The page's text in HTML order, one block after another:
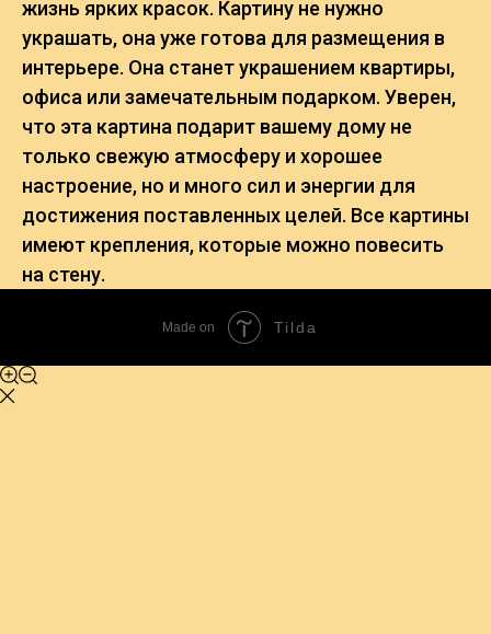
жизнь ярких красок. Картину не нужно
украшать, она уже готова для размещения в
интерьере. Она станет украшением квартиры,
офиса или замечательным подарком. Уверен,
что эта картина подарит вашему дому не
только свежую атмосферу и хорошее
настроение, но и много сил и энергии для
достижения поставленных целей. Все картины
имеют крепления, которые можно повесить
на стену.
Made on Tilda